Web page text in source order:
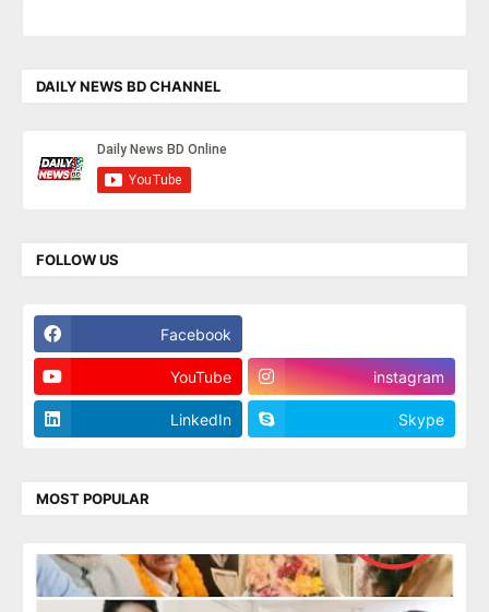
DAILY NEWS BD CHANNEL
FOLLOW US
Facebook
YouTube instagram
LinkedIn Skype
MOST POPULAR